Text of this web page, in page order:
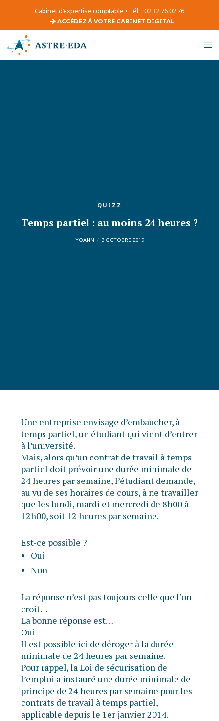
Cabinet d’expertise comptable • Tél. : 02 32 76 02 76
ACCÉDEZ À VOTRE CABINET DIGITAL
QUIZZ
Temps partiel : au moins 24 heures ?
YOANN 3 OCTOBRE 2019
Une entreprise envisage d’embaucher, à
temps partiel, un étudiant qui vient d’entrer
à l’université.
Mais, alors qu’un contrat de travail à temps
partiel doit prévoir une durée minimale de
24 heures par semaine, l’étudiant demande,
au vu de ses horaires de cours, à ne travailler
que les lundi, mardi et mercredi de 8h00 à
12h00, soit 12 heures par semaine.
Est-ce possible ?
Oui
Non
La réponse n’est pas toujours celle que l’on
croit…
La bonne réponse est…
Oui
Il est possible ici de déroger à la durée
minimale de 24 heures par semaine.
Pour rappel, la Loi de sécurisation de
l’emploi a instauré une durée minimale de
principe de 24 heures par semaine pour les
contrats de travail à temps partiel,
applicable depuis le 1er janvier 2014.